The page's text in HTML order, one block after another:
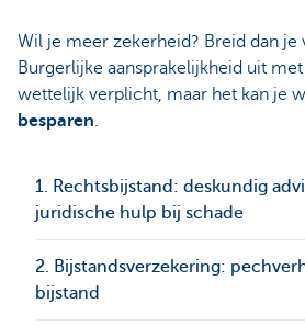
Wil je meer zekerheid? Breid dan je
Burgerlijke aansprakelijkheid uit
wettelijk verplicht, maar het kan je
besparen.
1. Rechtsbijstand: deskundig
juridische hulp bij schade
2. Bijstandsverzekering:
bijstand